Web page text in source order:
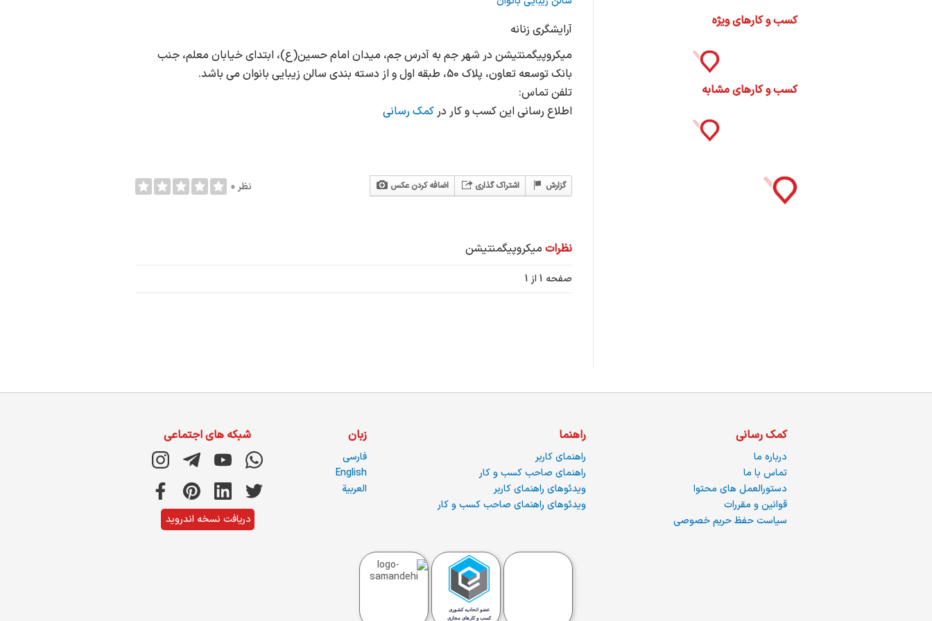
آرایشگری زنانه
میکروپیگمنتیشن در شهر جم به آدرس جم، میدان امام حسین(ع)، ابتدای خیابان معلم، جنب
بانک توسعه تعاون، پلاک 50، طبقه اول و از دسته بندی سالن زیبایی بانوان می باشد.
تلفن تماس:
اطلاع رسانی این کسب و کار درکمک رسانی
اضافه کردن عکس اشتراک گذاری گزارش 0 نظر
نظرات میکروپیگمنتیشن
صفحه 1 از 1
کسب و کارهای ویژه
کسب و کارهای مشابه
کمک رسانی
درباره ما
تماس با ما
دستورالعمل های محتوا
قوانین و مقررات
سیاست حفظ حریم خصوصی
راهنما
راهنمای کاربر
راهنمای صاحب کسب و کار
ویدئوهای راهنمای کاربر
ویدئوهای راهنمای صاحب کسب و کار
زبان
فارسی
English
العربية
شبکه های اجتماعی
دریافت نسخه اندروید